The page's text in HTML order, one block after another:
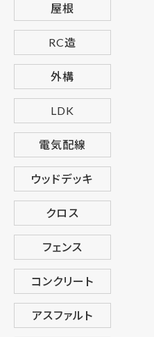
屋根
RC造
外構
LDK
電気配線
ウッドデッキ
クロス
フェンス
コンクリート
アスファルト